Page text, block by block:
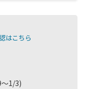
はこちら
1/3)